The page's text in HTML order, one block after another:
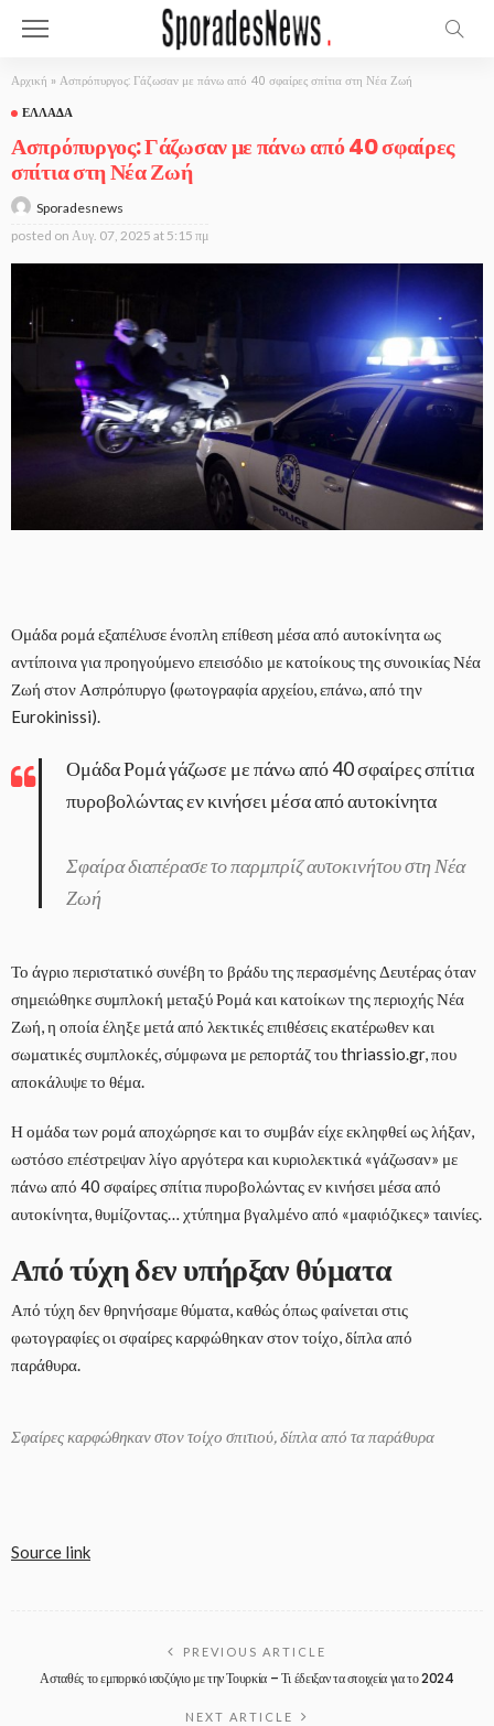
Αρχική » Ασπρόπυργος: Γάζωσαν με πάνω από 40 σφαίρες σπίτια στη Νέα Ζωή
ΕΛΛΆΔΑ
Ασπρόπυργος: Γάζωσαν με πάνω από 40 σφαίρες
σπίτια στη Νέα Ζωή
Sporadesnews
posted on Αυγ. 07, 2025 at 5:15 πμ
Ομάδα ρομά εξαπέλυσε ένοπλη επίθεση μέσα από αυτοκίνητα ως
αντίποινα για προηγούμενο επεισόδιο με κατοίκους της συνοικίας Νέα
Ζωή στον Ασπρόπυργο (φωτογραφία αρχείου, επάνω, από την
Eurokinissi).
Ομάδα Ρομά γάζωσε με πάνω από 40 σφαίρες σπίτια
πυροβολώντας εν κινήσει μέσα από αυτοκίνητα
Σφαίρα διαπέρασε το παρμπρίζ αυτοκινήτου στη Νέα
Ζωή
Το άγριο περιστατικό συνέβη το βράδυ της περασμένης Δευτέρας όταν
σημειώθηκε συμπλοκή μεταξύ Ρομά και κατοίκων της περιοχής Νέα
Ζωή, η οποία έληξε μετά από λεκτικές επιθέσεις εκατέρωθεν και
σωματικές συμπλοκές, σύμφωνα με ρεπορτάζ του thriassio.gr, που
αποκάλυψε το θέμα.
Η ομάδα των ρομά αποχώρησε και το συμβάν είχε εκληφθεί ως λήξαν,
ωστόσο επέστρεψαν λίγο αργότερα και κυριολεκτικά «γάζωσαν» με
πάνω από 40 σφαίρες σπίτια πυροβολώντας εν κινήσει μέσα από
αυτοκίνητα, θυμίζοντας… χτύπημα βγαλμένο από «μαφιόζικες» ταινίες.
Από τύχη δεν υπήρξαν θύματα
Από τύχη δεν θρηνήσαμε θύματα, καθώς όπως φαίνεται στις
φωτογραφίες οι σφαίρες καρφώθηκαν στον τοίχο, δίπλα από
παράθυρα.
Σφαίρες καρφώθηκαν στον τοίχο σπιτιού, δίπλα από τα παράθυρα
Source link
PREVIOUS ARTICLE
Ασταθές το εμπορικό ισοζύγιο με την Τουρκία – Τι έδειξαν τα στοιχεία για το 2024
NEXT ARTICLE